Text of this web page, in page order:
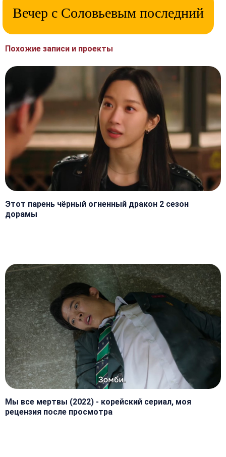
Вечер с Соловьевым последний
Похожие записи и проекты
Этот парень чёрный огненный дракон 2 сезон
дорамы
Мы все мертвы (2022) - корейский сериал, моя
рецензия после просмотра